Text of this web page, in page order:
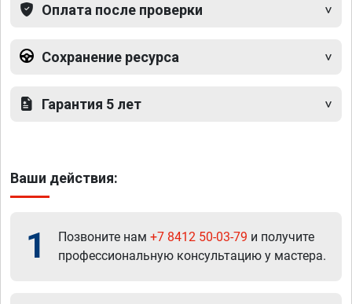
Оплата после проверки
Сохранение ресурса
Гарантия 5 лет
Ваши действия:
1 Позвоните нам +7 8412 50-03-79 и получите
профессиональную консультацию у мастера.